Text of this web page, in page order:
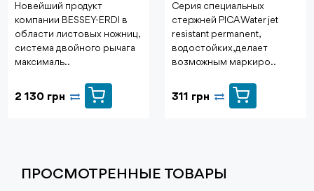
Новейший продукт
компании BESSEY-ERDI в
области листовых ножниц,
система двойного рычага
максималь..
2 130 грн
Серия специальных
стержней PICA Water jet
resistant permanent,
водостойких, делает
возможным маркиро..
311 грн
ПРОСМОТРЕННЫЕ ТОВАРЫ